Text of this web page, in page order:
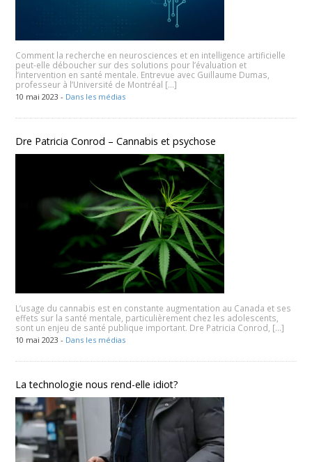
Comment la recherche en neurosciences et en intelligence artificielle
peut-elle déboucher sur des solutions pour l’évaluation et
l’intervention en santé mentale. Entrevue avec Guillaume Dumas,
professeur à l’Université de Montréal […]
10 mai 2023 - Dans les médias
Dre Patricia Conrod – Cannabis et psychose
L’usage du cannabis est en constante augmentation au Canada et ses
effets sur la santé mentale, particulièrement chez les adolescents,
sont un enjeu de santé publique important. Dre Patricia Conrod, […]
10 mai 2023 - Dans les médias
La technologie nous rend-elle idiot?